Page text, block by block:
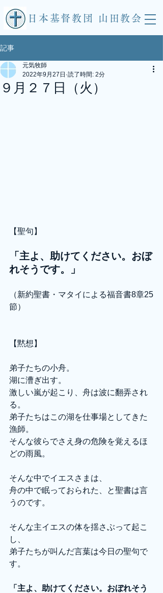
​日本基督教団 山田教会
記事
９月２７日（火）
元気牧師
2022年9月27日 読了時間: 2分
【聖句】
「主よ、助けてください。おぼ
れそうです。」
（新約聖書・マタイによる福音書8章25
節）
【黙想】
弟子たちの小舟。
湖に漕ぎ出す。
激しい嵐が起こり、舟は波に翻弄され
る。
弟子たちはこの湖を仕事場としてきた
漁師。
そんな彼らでさえ身の危険を覚えるほ
どの雨風。
そんな中でイエスさまは、
舟の中で眠っておられた、と聖書は言
うのです。
そんな主イエスの体を揺さぶって起こ
し、
弟子たちが叫んだ言葉は今日の聖句で
す。
「主よ、助けてください。おぼれそう